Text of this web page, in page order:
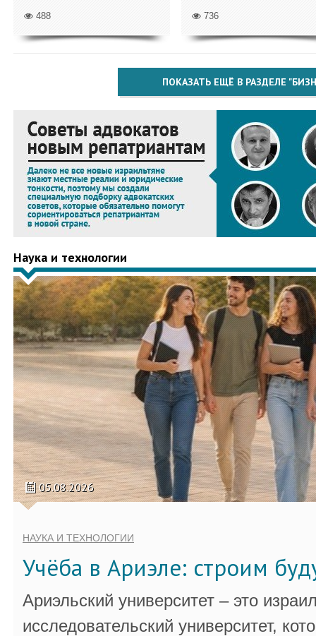
488 736
ПОКАЗАТЬ ЕЩЁ В РАЗДЕЛЕ
Наука и технологии
05.08.2026
НАУКА И ТЕХНОЛОГИИ
Учёба в Ариэле: строим
Ариэльский университет – это
исследовательский университет,